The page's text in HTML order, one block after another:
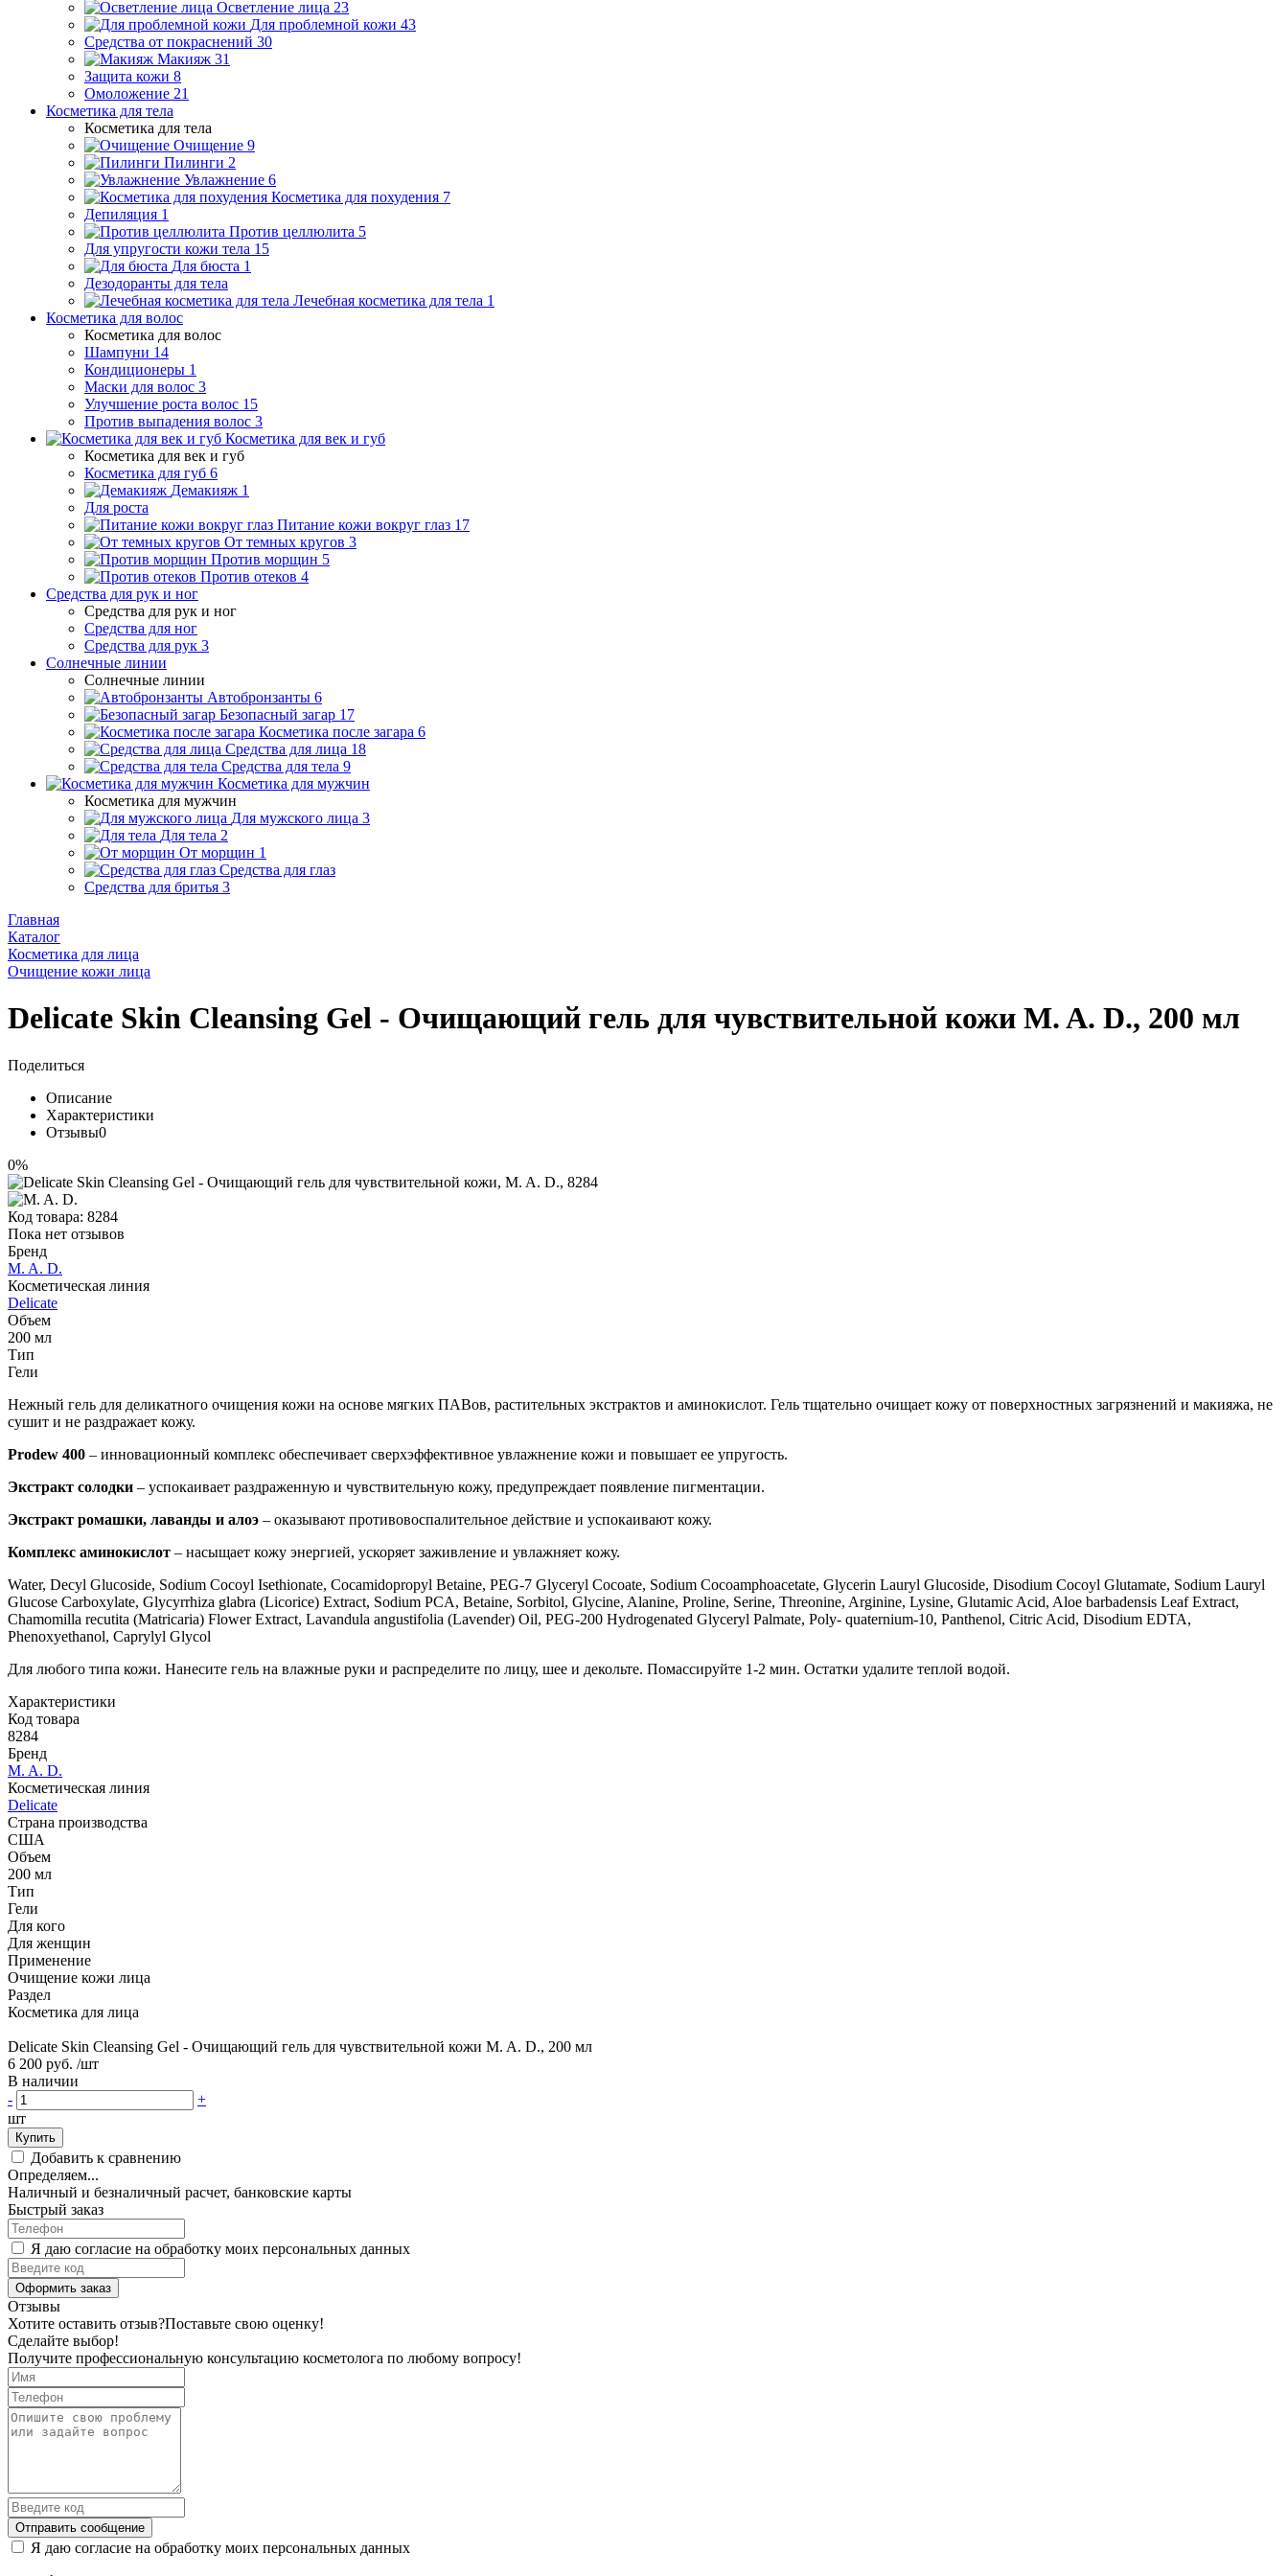
Осветление лица 23
Для проблемной кожи 43
Средства от покраснений 30
Макияж 31
Защита кожи 8
Омоложение 21
Косметика для тела
Косметика для тела
Очищение 9
Пилинги 2
Увлажнение 6
Косметика для похудения 7
Депиляция 1
Против целлюлита 5
Для упругости кожи тела 15
Для бюста 1
Дезодоранты для тела
Лечебная косметика для тела 1
Косметика для волос
Косметика для волос
Шампуни 14
Кондиционеры 1
Маски для волос 3
Улучшение роста волос 15
Против выпадения волос 3
Косметика для век и губ
Косметика для век и губ
Косметика для губ 6
Демакияж 1
Для роста
Питание кожи вокруг глаз 17
От темных кругов 3
Против морщин 5
Против отеков 4
Средства для рук и ног
Средства для рук и ног
Средства для ног
Средства для рук 3
Солнечные линии
Солнечные линии
Автобронзанты 6
Безопасный загар 17
Косметика после загара 6
Средства для лица 18
Средства для тела 9
Косметика для мужчин
Косметика для мужчин
Для мужского лица 3
Для тела 2
От морщин 1
Средства для глаз
Средства для бритья 3
Главная
Каталог
Косметика для лица
Очищение кожи лица
Delicate Skin Cleansing Gel - Очищающий гель для чувствительной кожи M. A. D., 200 мл
Поделиться
Описание
Характеристики
Отзывы0
0%
Код товара: 8284
Пока нет отзывов
Бренд
M. A. D.
Косметическая линия
Delicate
Объем
200 мл
Тип
Гели
Нежный гель для деликатного очищения кожи на основе мягких ПАВов, растительных экстрактов и аминокислот. Гель тщательно очищает кожу от поверхностных загрязнений и макияжа, не
сушит и не раздражает кожу.
Prodew 400 – инновационный комплекс обеспечивает сверхэффективное увлажнение кожи и повышает ее упругость.
Экстракт солодки – успокаивает раздраженную и чувствительную кожу, предупреждает появление пигментации.
Экстракт ромашки, лаванды и алоэ – оказывают противовоспалительное действие и успокаивают кожу.
Комплекс аминокислот – насыщает кожу энергией, ускоряет заживление и увлажняет кожу.
Water, Decyl Glucoside, Sodium Cocoyl Isethionate, Cocamidopropyl Betaine, PEG-7 Glyceryl Cocoate, Sodium Cocoamphoacetate, Glycerin Lauryl Glucoside, Disodium Cocoyl Glutamate, Sodium Lauryl
Glucose Carboxylate, Glycyrrhiza glabra (Licorice) Extract, Sodium PCA, Betaine, Sorbitol, Glycine, Alanine, Proline, Serine, Threonine, Arginine, Lysine, Glutamic Acid, Aloe barbadensis Leaf Extract,
Chamomilla recutita (Matricaria) Flower Extract, Lavandula angustifolia (Lavender) Oil, PEG-200 Hydrogenated Glyceryl Palmate, Poly- quaternium-10, Panthenol, Citric Acid, Disodium EDTA,
Phenoxyethanol, Caprylyl Glycol
Для любого типа кожи. Нанесите гель на влажные руки и распределите по лицу, шее и декольте. Помассируйте 1-2 мин. Остатки удалите теплой водой.
Характеристики
Код товара
8284
Бренд
M. A. D.
Косметическая линия
Delicate
Страна производства
США
Объем
200 мл
Тип
Гели
Для кого
Для женщин
Применение
Очищение кожи лица
Раздел
Косметика для лица
Delicate Skin Cleansing Gel - Очищающий гель для чувствительной кожи M. A. D., 200 мл
6 200 руб. /шт
В наличии
-
+
шт
Купить
Добавить к сравнению
Определяем...
Наличный и безналичный расчет, банковские карты
Быстрый заказ
Я даю согласие на обработку моих персональных данных
Оформить заказ
Отзывы
Хотите оставить отзыв?Поставьте свою оценку!
Сделайте выбор!
Получите профессиональную консультацию косметолога по любому вопросу!
Отправить сообщение
Я даю согласие на обработку моих персональных данных